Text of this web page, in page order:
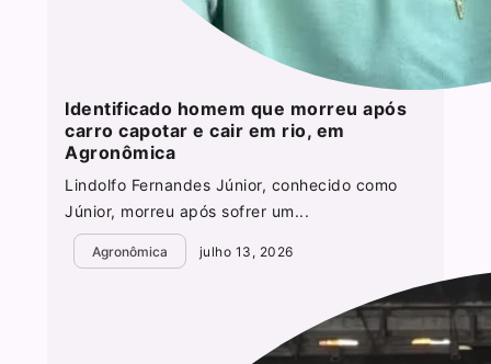
Identificado homem que morreu após
carro capotar e cair em rio, em
Agronômica
Lindolfo Fernandes Júnior, conhecido como
Júnior, morreu após sofrer um...
Agronômica julho 13, 2026